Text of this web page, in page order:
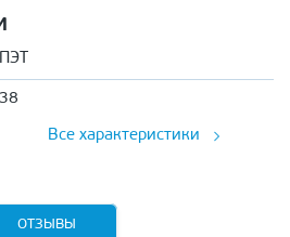
ПЭТ
38
Все характеристики
ОТЗЫВЫ